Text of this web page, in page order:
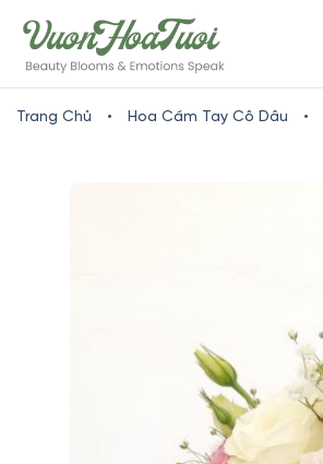
to
content
Trang Chủ • Hoa Cầm Tay Cô Dâu •